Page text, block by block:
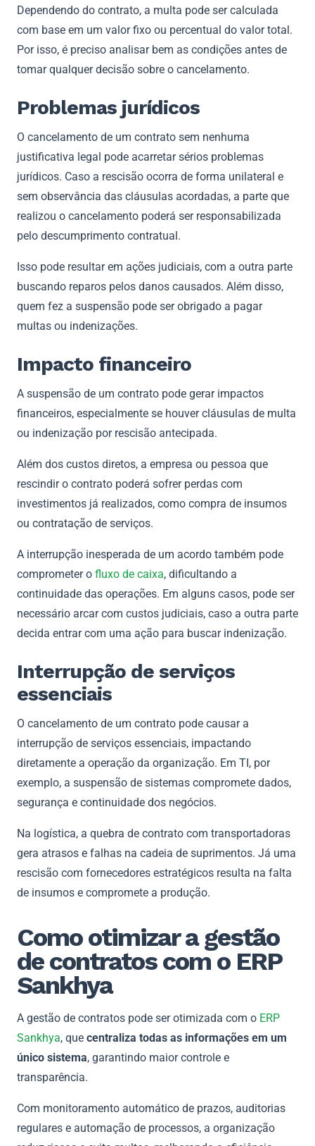
Dependendo do contrato, a multa pode ser calculada
com base em um valor fixo ou percentual do valor total.
Por isso, é preciso analisar bem as condições antes de
tomar qualquer decisão sobre o cancelamento.
Problemas jurídicos
O cancelamento de um contrato sem nenhuma
justificativa legal pode acarretar sérios problemas
jurídicos. Caso a rescisão ocorra de forma unilateral e
sem observância das cláusulas acordadas, a parte que
realizou o cancelamento poderá ser responsabilizada
pelo descumprimento contratual.
Isso pode resultar em ações judiciais, com a outra parte
buscando reparos pelos danos causados. Além disso,
quem fez a suspensão pode ser obrigado a pagar
multas ou indenizações.
Impacto financeiro
A suspensão de um contrato pode gerar impactos
financeiros, especialmente se houver cláusulas de multa
ou indenização por rescisão antecipada.
Além dos custos diretos, a empresa ou pessoa que
rescindir o contrato poderá sofrer perdas com
investimentos já realizados, como compra de insumos
ou contratação de serviços.
A interrupção inesperada de um acordo também pode
comprometer o fluxo de caixa, dificultando a
continuidade das operações. Em alguns casos, pode ser
necessário arcar com custos judiciais, caso a outra parte
decida entrar com uma ação para buscar indenização.
Interrupção de serviços
essenciais
O cancelamento de um contrato pode causar a
interrupção de serviços essenciais, impactando
diretamente a operação da organização. Em TI, por
exemplo, a suspensão de sistemas compromete dados,
segurança e continuidade dos negócios.
Na logística, a quebra de contrato com transportadoras
gera atrasos e falhas na cadeia de suprimentos. Já uma
rescisão com fornecedores estratégicos resulta na falta
de insumos e compromete a produção.
Como otimizar a gestão
de contratos com o ERP
Sankhya
A gestão de contratos pode ser otimizada com o ERP
Sankhya, que centraliza todas as informações em um
único sistema, garantindo maior controle e
transparência.
Com monitoramento automático de prazos, auditorias
regulares e automação de processos, a organização